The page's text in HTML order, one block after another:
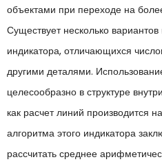
объектами при переходе на
Существует несколько
индикатора, отличающихся
другими деталями.
целесообразно в структуре
как расчет линий производится
алгоритма этого индикатора
рассчитать среднее